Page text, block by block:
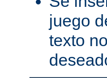
juego
texto